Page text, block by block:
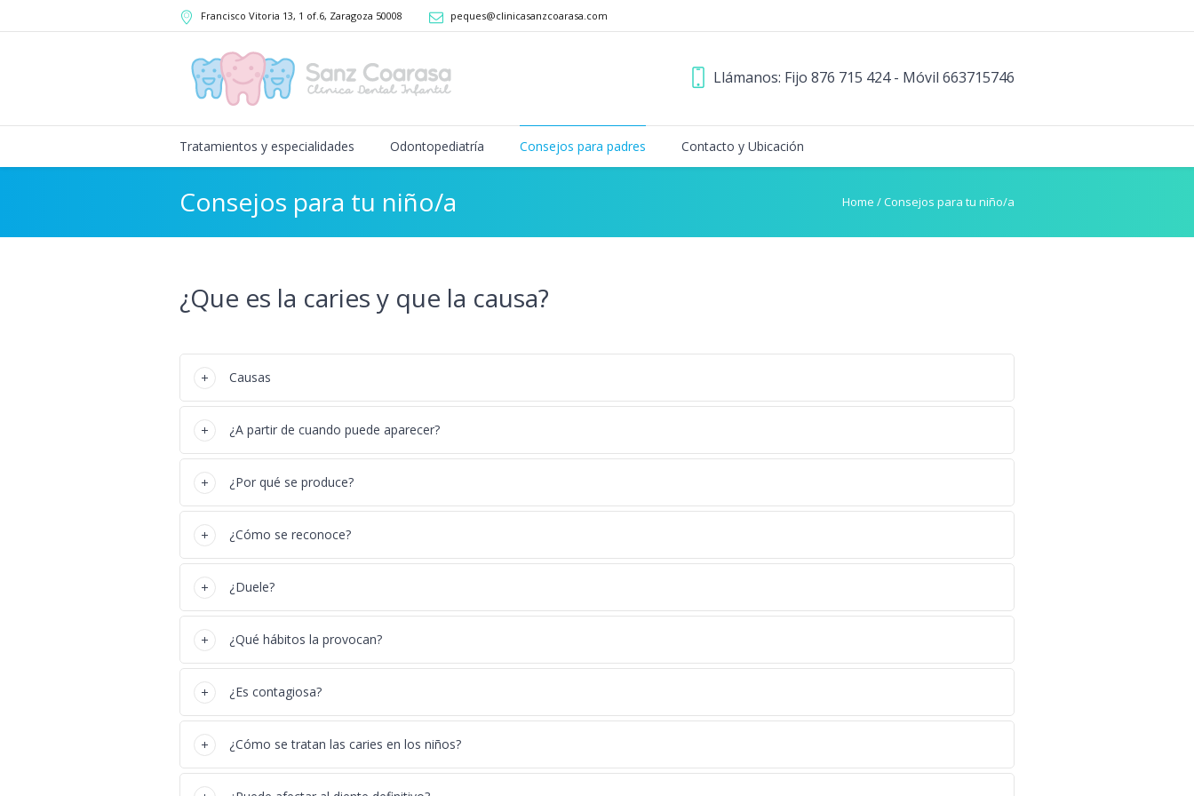
Francisco Vitoria 13, 1 of.6, Zaragoza 50008 peques@clinicasanzcoarasa.com
Llámanos: Fijo 876 715 424 - Móvil 663715746
Tratamientos y especialidades Odontopediatría Consejos para padres Contacto y Ubicación
Consejos para tu niño/a Home /Consejos para tu niño/a
¿Que es la caries y que la causa?
Causas
¿A partir de cuando puede aparecer?
¿Por qué se produce?
¿Cómo se reconoce?
¿Duele?
¿Qué hábitos la provocan?
¿Es contagiosa?
¿Cómo se tratan las caries en los niños?